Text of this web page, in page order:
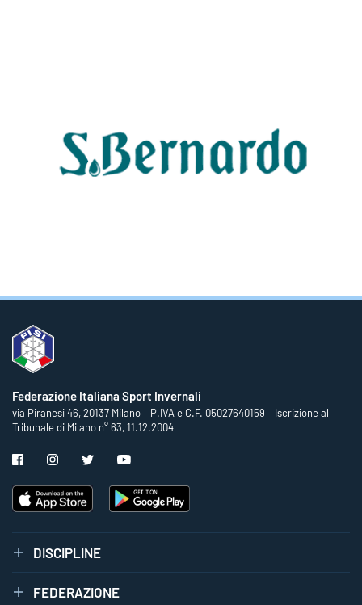
Federazione Italiana Sport Invernali
via Piranesi 46, 20137 Milano – P.IVA e C.F. 05027640159 – Iscrizione al
Tribunale di Milano n° 63, 11.12.2004
DISCIPLINE
FEDERAZIONE